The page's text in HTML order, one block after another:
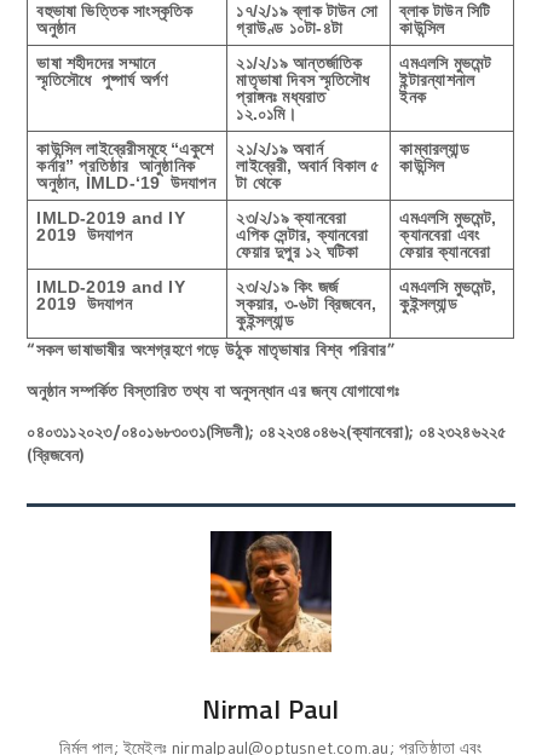
বহুভাষা ভিত্তিক সাংস্কৃতিক
অনুষ্ঠান
১৭/২/১৯ব্লাক টাউন সো
গ্রাউণ্ড ১০টা-৪টা
ব্লাক টাউন সিটি
কাউন্সিল
ভাষা শহীদদের সম্মানে
স্মৃতিসৌধে পুষ্পার্ঘ অর্পণ
২১/২/১৯আন্তর্জাতিক
মাতৃভাষা দিবস স্মৃতিসৌধ
প্রাঙ্গনঃ মধ্যরাত
১২.০১মি।
এমএলসি মুভমেন্ট
ইন্টারন্যাশনাল
ইনক
কাউন্সিল লাইব্রেরীসমূহে “একুশে
কর্নার” প্রতিষ্ঠার আনুষ্ঠানিক
অনুষ্ঠান, IMLD-‘19 উদযাপন
২১/২/১৯অবার্ন
লাইব্রেরী, অবার্ন বিকাল ৫
টা থেকে
কাম্বারল্যান্ড
কাউন্সিল
IMLD-2019 and IY
2019 উদযাপন
২৩/২/১৯ক্যানবেরা
এপিক সেন্টার, ক্যানবেরা
ফেয়ার দুপুর ১২ ঘটিকা
এমএলসি মুভমেন্ট,
ক্যানবেরা এবং
ফেয়ার ক্যানবেরা
IMLD-2019 and IY
2019 উদযাপন
২৩/২/১৯কিং জর্জ
স্কয়ার, ৩-৬টা ব্রিজবেন,
কুইন্সল্যান্ড
এমএলসি মুভমেন্ট,
কুইন্সল্যান্ড
“সকল ভাষাভাষীর অংশগ্রহণে গড়ে উঠুক মাতৃভাষার বিশ্ব পরিবার”
অনুষ্ঠান সম্পর্কিত বিস্তারিত তথ্য বা অনুসন্ধান এর জন্য যোগাযোগঃ
০৪০৩১১২০২৩/০৪০১৬৮৩০৩১(সিডনী); ০৪২২৩৪০৪৬২(ক্যানবেরা); ০৪২৩২৪৬২২৫
(ব্রিজবেন)
Nirmal Paul
নির্মল পাল; ইমেইলঃ nirmalpaul@optusnet.com.au; প্রতিষ্ঠাতা এবং